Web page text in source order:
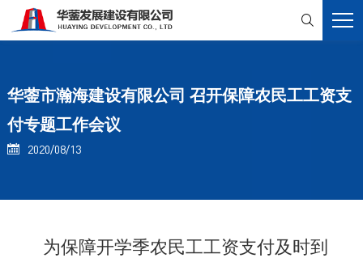

华蓥市瀚海建设有限公司 召开保障农民工工资支
付专题工作会议
 2020/08/13
为保障开学季农民工工资支付及时到